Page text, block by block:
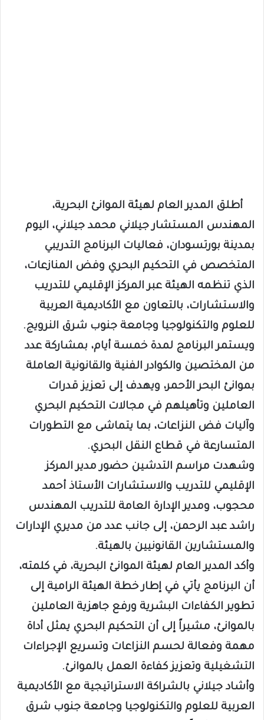
أطلق المدير العام لهيئة الموانئ البحرية،
المهندس المستشار جيلاني محمد جيلاني، اليوم
بمدينة بورتسودان، فعاليات البرنامج التدريبي
المتخصص في التحكيم البحري وفض المنازعات،
الذي تنظمه الهيئة عبر المركز الإقليمي للتدريب
والاستشارات، بالتعاون مع الأكاديمية العربية
للعلوم والتكنولوجيا وجامعة جنوب شرق النرويج.
ويستمر البرنامج لمدة خمسة أيام، بمشاركة عدد
من المختصين والكوادر الفنية والقانونية العاملة
بموانئ البحر الأحمر، ويهدف إلى تعزيز قدرات
العاملين وتأهيلهم في مجالات التحكيم البحري
وآليات فض النزاعات، بما يتماشى مع التطورات
المتسارعة في قطاع النقل البحري.
وشهدت مراسم التدشين حضور مدير المركز
الإقليمي للتدريب والاستشارات الأستاذ أحمد
محجوب، ومدير الإدارة العامة للتدريب المهندس
راشد عبد الرحمن، إلى جانب عدد من مديري الإدارات
والمستشارين القانونيين بالهيئة.
وأكد المدير العام لهيئة الموانئ البحرية، في كلمته،
أن البرنامج يأتي في إطار خطة الهيئة الرامية إلى
تطوير الكفاءات البشرية ورفع جاهزية العاملين
بالموانئ، مشيراً إلى أن التحكيم البحري يمثل أداة
مهمة وفعالة لحسم النزاعات وتسريع الإجراءات
التشغيلية وتعزيز كفاءة العمل بالموانئ.
وأشاد جيلاني بالشراكة الاستراتيجية مع الأكاديمية
العربية للعلوم والتكنولوجيا وجامعة جنوب شرق